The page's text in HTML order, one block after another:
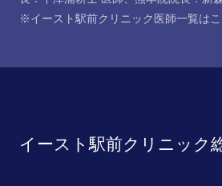
※イースト駅前クリニック医師一覧は
イースト駅前クリニック